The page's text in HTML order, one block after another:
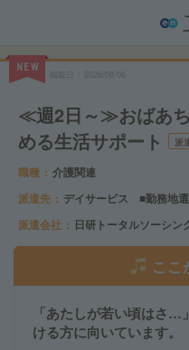
NEW
≪週2日～≫おばあ
める生活サポート
派
職種
介護関連
派遣先
デイサービス ■勤務地選
派遣会社
日研トータルソーシ
ここ
「あたしが若い頃はさ
ける方に向いています。